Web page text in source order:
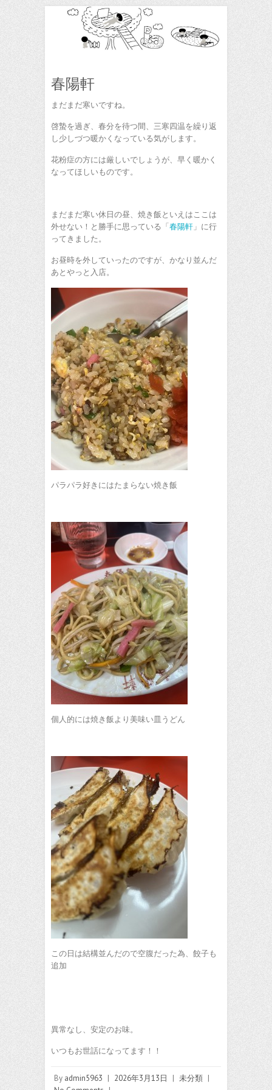
春陽軒
まだまだ寒いですね。
啓蟄を過ぎ、春分を待つ間、三寒四温を繰り返
し少しづつ暖かくなっている気がします。
花粉症の方には厳しいでしょうが、早く暖かく
なってほしいものです。
まだまだ寒い休日の昼、焼き飯といえはここは
外せない！と勝手に思っている「春陽軒 」に行
ってきました。
お昼時を外していったのですが、かなり並んだ
あとやっと入店。
パラパラ好きにはたまらない焼き飯
個人的には焼き飯より美味い皿うどん
この日は結構並んだので空腹だった為、餃子も
追加
異常なし、安定のお味。
いつもお世話になってます！！
By admin5963 | 2026年3月13日 | 未分類 |